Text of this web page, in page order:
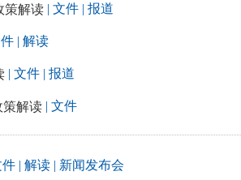
策解读 | 文件 | 报道
| 解读
| 文件 | 报道
策解读 | 文件
件 | 解读 | 新闻发布会